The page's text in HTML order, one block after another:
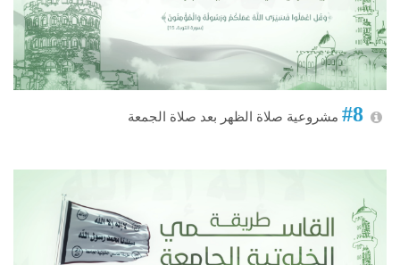
#8 مشروعية صلاة الظهر بعد صلاة الجمعة